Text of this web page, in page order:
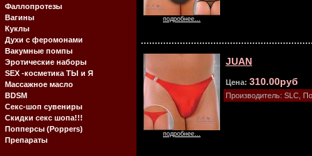
Фаллопротезы
Вагины
Куклы
Духи с феромонами
Вакумные помпы
Эротические наборы
SEX -косметика ТЫ и Я
Массажное масло
BDSM
Секс-шоп сувениры
Скидки секс шопа!!!
Попперсы (Poppers)
Препараты
подробнее...
подробнее...
JUAN
Цена: 310.00руб
Производитель: SLC,